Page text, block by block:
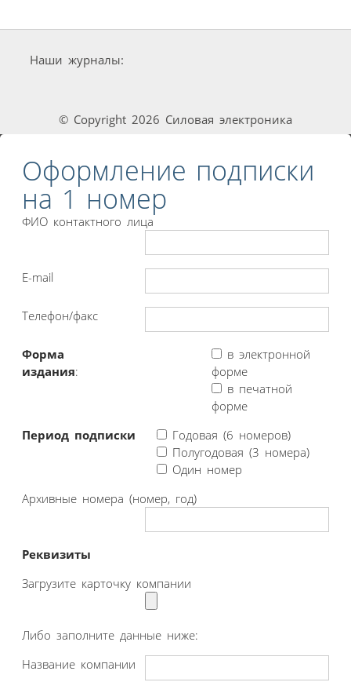
Наши журналы:
© Copyright 2026 Силовая электроника
Оформление подписки
на 1 номер
ФИО контактного лица
E-mail
Телефон/факс
Форма
издания:
в электронной
форме
в печатной
форме
Период подписки
Годовая (6 номеров)
Полугодовая (3 номера)
Один номер
Архивные номера (номер, год)
Реквизиты
Загрузите карточку компании
Либо заполните данные ниже:
Название компании